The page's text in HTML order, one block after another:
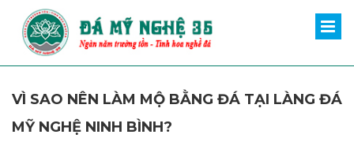
VÌ SAO NÊN LÀM MỘ BẰNG ĐÁ TẠI LÀNG ĐÁ
MỸ NGHỆ NINH BÌNH?